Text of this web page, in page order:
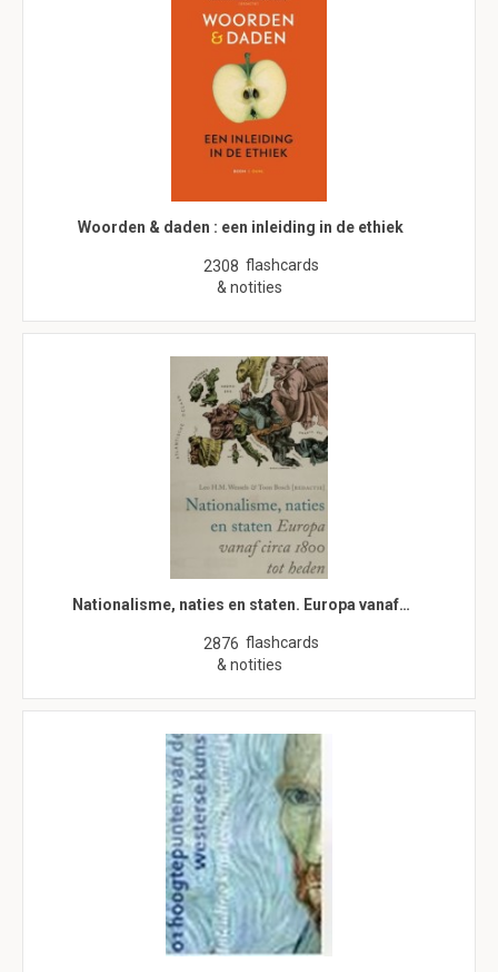
Woorden & daden : een inleiding in de ethiek
2308 flashcards
& notities
Nationalisme, naties en staten. Europa vanaf…
2876 flashcards
& notities